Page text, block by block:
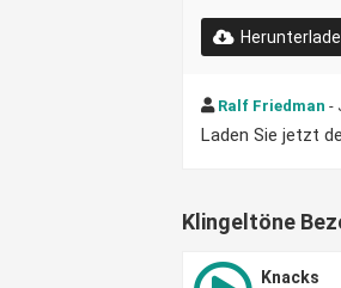
Ralf Friedman -
Laden Sie jetzt
Klingeltöne
Knacks